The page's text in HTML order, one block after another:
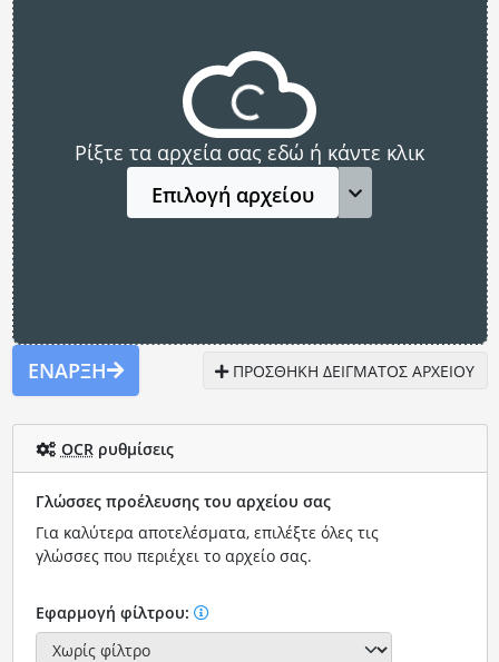
Ρίξτε τα αρχεία σας εδώ ή κάντε κλικ
Επιλογή αρχείου
ΈΝΑΡΞΗ ΠΡΟΣΘΉΚΗ ΔΕΊΓΜΑΤΟΣ ΑΡΧΕΊΟΥ
OCR ρυθμίσεις
Γλώσσες προέλευσης του αρχείου σας
Για καλύτερα αποτελέσματα, επιλέξτε όλες τις
γλώσσες που περιέχει το αρχείο σας.
Εφαρμογή φίλτρου: